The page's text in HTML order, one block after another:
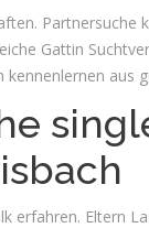
Partnersuche
Gattin
kennenlernen aus
erfahren. Eltern